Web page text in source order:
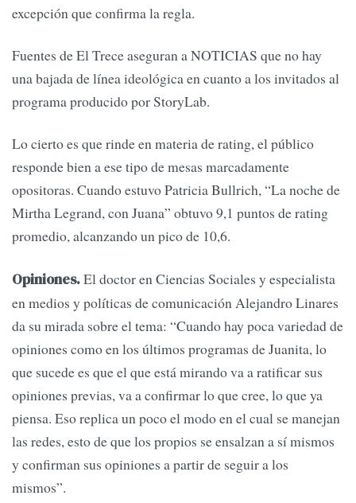
excepción que confirma la regla.
Fuentes de El Trece aseguran a NOTICIAS que no hay
una bajada de línea ideológica en cuanto a los invitados al
programa producido por StoryLab.
Lo cierto es que rinde en materia de rating, el público
responde bien a ese tipo de mesas marcadamente
opositoras. Cuando estuvo Patricia Bullrich, “La noche de
Mirtha Legrand, con Juana” obtuvo 9,1 puntos de rating
promedio, alcanzando un pico de 10,6.
Opiniones.El doctor en Ciencias Sociales y especialista
en medios y políticas de comunicación Alejandro Linares
da su mirada sobre el tema: “Cuando hay poca variedad de
opiniones como en los últimos programas de Juanita, lo
que sucede es que el que está mirando va a ratificar sus
opiniones previas, va a confirmar lo que cree, lo que ya
piensa. Eso replica un poco el modo en el cual se manejan
las redes, esto de que los propios se ensalzan a sí mismos
y confirman sus opiniones a partir de seguir a los
mismos”.